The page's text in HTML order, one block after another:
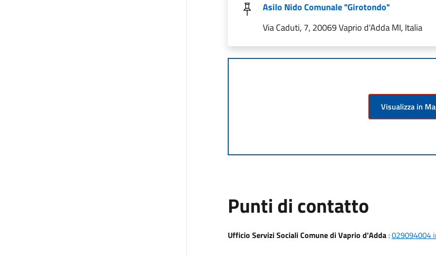
Asilo Nido Comunale "Girotondo"
Via Caduti, 7, 20069 Vaprio d'Adda MI, Italia
Visualizza in
Punti di contatto
Ufficio Servizi Sociali Comune di Vaprio d'Adda:029094004